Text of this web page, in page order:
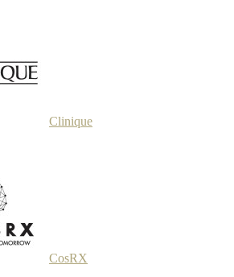
Clinique
CosRX